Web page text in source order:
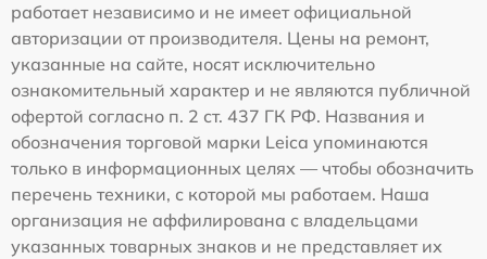
работает независимо и не имеет официальной
авторизации от производителя. Цены на ремонт,
указанные на сайте, носят исключительно
ознакомительный характер и не являются публичной
офертой согласно п. 2 ст. 437 ГК РФ. Названия и
обозначения торговой марки Leica упоминаются
только в информационных целях — чтобы обозначить
перечень техники, с которой мы работаем. Наша
организация не аффилирована с владельцами
указанных товарных знаков и не представляет их